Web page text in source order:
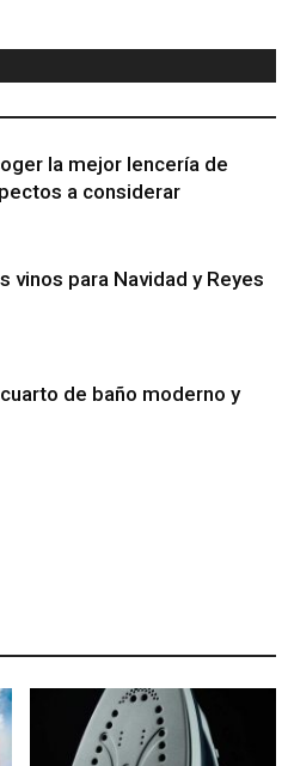
la mejor lencería de
a considerar
vinos para Navidad y Reyes
de baño moderno y